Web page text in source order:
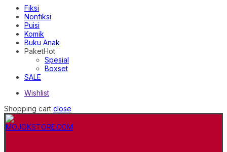
Fiksi
Nonfiksi
Puisi
Komik
Buku Anak
PaketHot
Spesial
Boxset
SALE
Wishlist
Shopping cart close